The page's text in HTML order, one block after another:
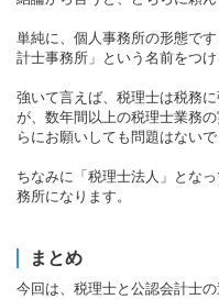
単純に、個人事務所の形態で
計士事務所」という名前をつけ
強いて言えば、税理士は税務
が、数年間以上の税理士業務
らにお願いしても問題はないで
ちなみに「税理士法人」とな
務所になります。
まとめ
今回は、税理士と公認会計士